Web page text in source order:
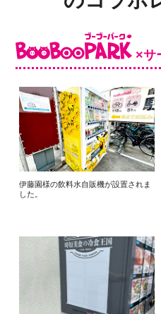
×サ
伊藤園様の飲料水自販機が設置されま
した。